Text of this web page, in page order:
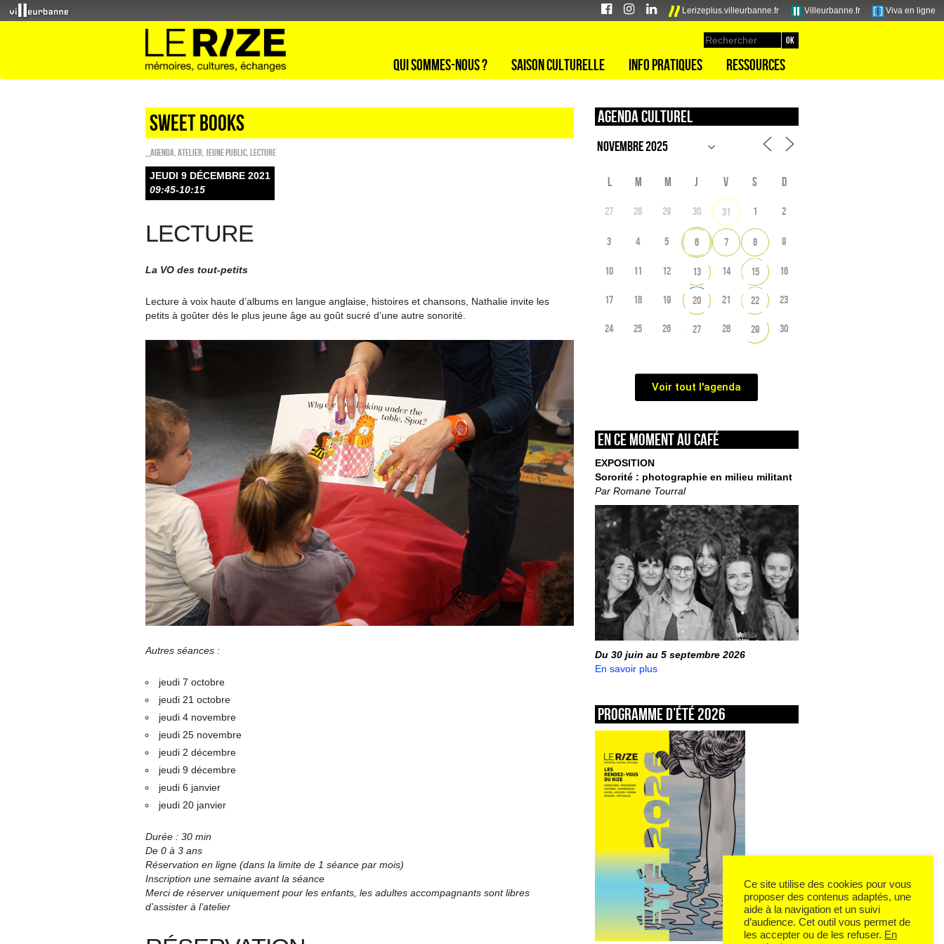
Lerizeplus.villeurbanne.fr Villeurbanne.fr Viva en ligne
Qui sommes-nous ? Saison culturelle Info pratiques Ressources
Sweet Books
_Agenda Atelier Jeune public Lecture
JEUDI 9 DÉCEMBRE 2021
09:45-10:15
LECTURE
La VO des tout-petits
Lecture à voix haute d’albums en langue anglaise, histoires et chansons, Nathalie invite les
petits à goûter dès le plus jeune âge au goût sucré d’une autre sonorité.
Autres séances :
jeudi 7 octobre
jeudi 21 octobre
jeudi 4 novembre
jeudi 25 novembre
jeudi 2 décembre
jeudi 9 décembre
jeudi 6 janvier
jeudi 20 janvier
Durée : 30 min
De 0 à 3 ans
Réservation en ligne (dans la limite de 1 séance par mois)
Inscription une semaine avant la séance
Merci de réserver uniquement pour les enfants, les adultes accompagnants sont libres
d’assister à l’atelier
Agenda culturel
L M M J V S D
27 28 29 30 31 1 2
3 4 5 6 7 8 9
10 11 12 13 14 15 16
17 18 19 20 21 22 23
24 25 26 27 28 29 30
Voir tout l'agenda
En ce moment au café
EXPOSITION
Sororité : photographie en milieu militant
Par Romane Tourral
Du 30 juin au 5 septembre 2026
En savoir plus
Programme d’été 2026
Ce site utilise des cookies pour vous
proposer des contenus adaptés, une
aide à la navigation et un suivi
d’audience. Cet outil vous permet de
les accepter ou de les refuser. En